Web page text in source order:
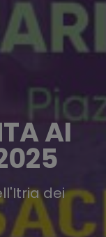
AI
dei